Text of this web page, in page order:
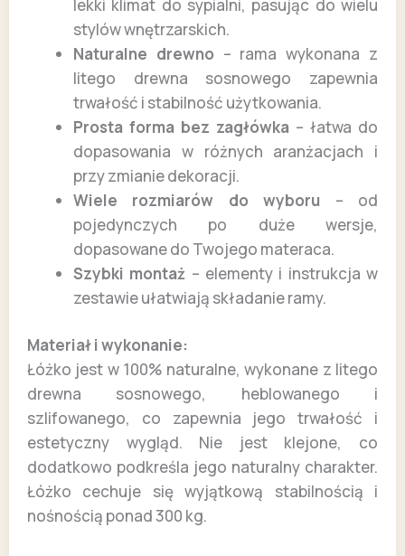
lekki klimat do sypialni, pasując do wielu
stylów wnętrzarskich.
Naturalne drewno – rama wykonana z
litego drewna sosnowego zapewnia
trwałość i stabilność użytkowania.
Prosta forma bez zagłówka – łatwa do
dopasowania w różnych aranżacjach i
przy zmianie dekoracji.
Wiele rozmiarów do wyboru – od
pojedynczych po duże wersje,
dopasowane do Twojego materaca.
Szybki montaż – elementy i instrukcja w
zestawie ułatwiają składanie ramy.
Materiał i wykonanie:
Łóżko jest w 100% naturalne, wykonane z litego
drewna sosnowego, heblowanego i
szlifowanego, co zapewnia jego trwałość i
estetyczny wygląd. Nie jest klejone, co
dodatkowo podkreśla jego naturalny charakter.
Łóżko cechuje się wyjątkową stabilnością i
nośnością ponad 300 kg.